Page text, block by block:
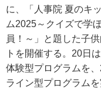
に、「人事院 夏のキ
ム2025～クイズで学
員！～」と題した子
トを開催する。20日
体験型プログラムを
ライン型プログラム